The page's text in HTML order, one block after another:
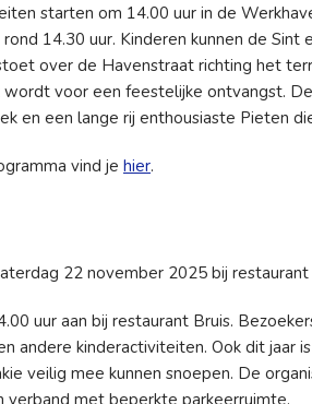
starten om 14.00 uur in de
14.30 uur. Kinderen kunnen de
over de Havenstraat richting het
wordt voor een feestelijke ontvangst.
en een lange rij enthousiaste Pieten
vind je hier.
22 november 2025 bij
uur aan bij restaurant Bruis.
andere kinderactiviteiten. Ook dit jaar
veilig mee kunnen snoepen. De